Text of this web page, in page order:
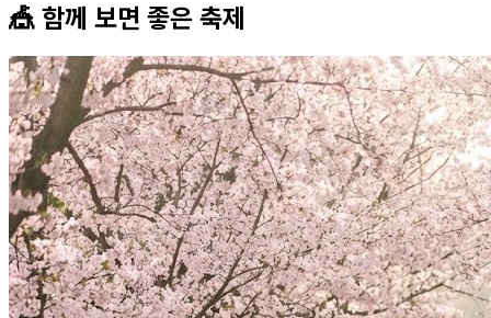
🎪 함께 보면 좋은 축제